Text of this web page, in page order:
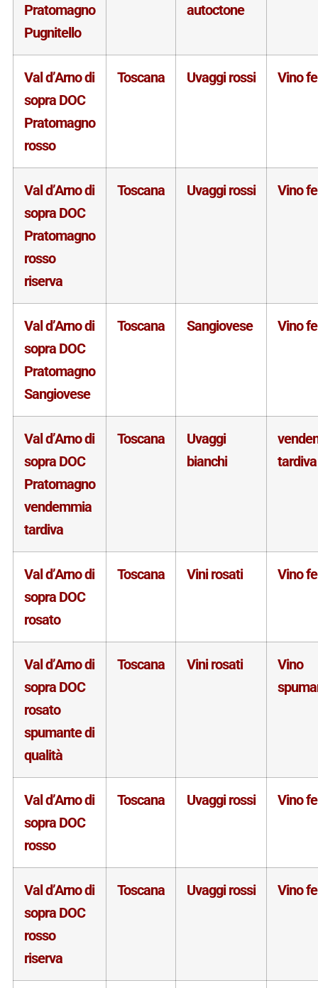
Pratomagno
Pugnitello
autoctone
Val d’Arno di
sopra DOC
Pratomagno
rosso
Toscana Uvaggi rossi Vino
Val d’Arno di
sopra DOC
Pratomagno
rosso
riserva
Toscana Uvaggi rossi Vino
Val d’Arno di
sopra DOC
Pratomagno
Sangiovese
Toscana Sangiovese Vino
Val d’Arno di
sopra DOC
Pratomagno
vendemmia
tardiva
Toscana
Uvaggi
bianchi
tardiva
Val d’Arno di
sopra DOC
rosato
Toscana Vini rosati Vino
Val d’Arno di
sopra DOC
rosato
spumante di
qualità
Toscana Vini rosati
Vino
Val d’Arno di
sopra DOC
rosso
Toscana Uvaggi rossi Vino
Val d’Arno di
sopra DOC
rosso
riserva
Toscana Uvaggi rossi Vino